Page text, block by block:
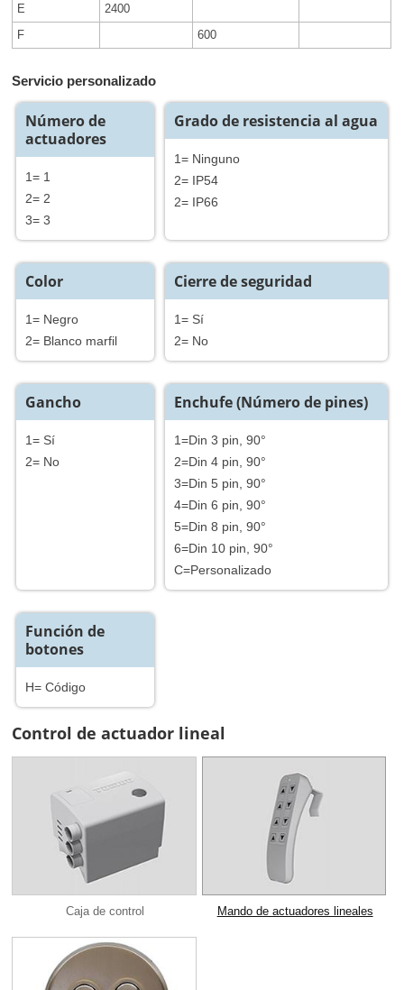
E
2400
F
600
Servicio personalizado
Número de
actuadores
1= 1
2= 2
3= 3
Grado de resistencia al agua
1= Ninguno
2= IP54
2= IP66
Color
1= Negro
2= Blanco marfil
Cierre de seguridad
1= Sí
2= No
Gancho
1= Sí
2= No
Enchufe (Número de pines)
1=Din 3 pin, 90°
2=Din 4 pin, 90°
3=Din 5 pin, 90°
4=Din 6 pin, 90°
5=Din 8 pin, 90°
6=Din 10 pin, 90°
C=Personalizado
Función de
botones
H= Código
Control de actuador lineal
Caja de control Mando de actuadores lineales